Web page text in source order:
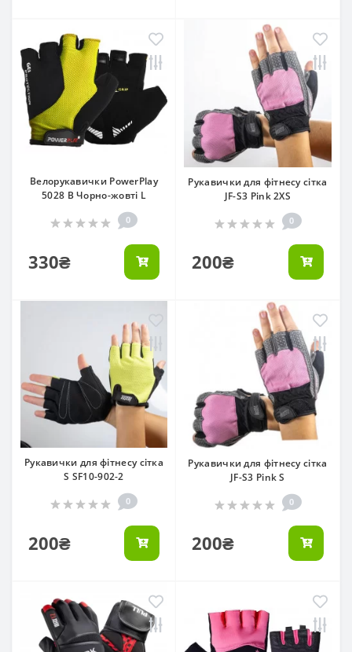
Велорукавички PowerPlay
5028 B Чорно-жовті L
0
330₴
Рукавички для фітнесу сітка
JF-S3 Pink 2XS
0
200₴
Рукавички для фітнесу сітка
S SF10-902-2
0
200₴
Рукавички для фітнесу сітка
JF-S3 Pink S
0
200₴